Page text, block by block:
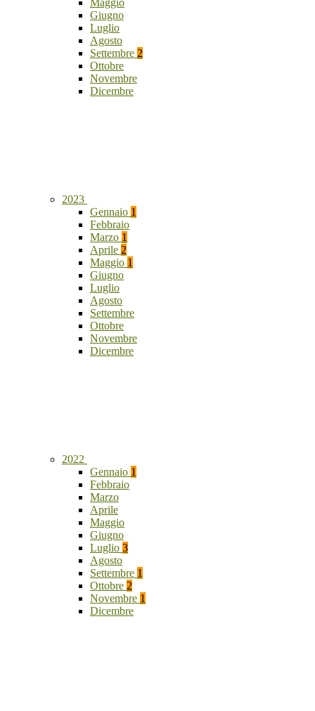
Maggio
Giugno
Luglio
Agosto
Settembre 2
Ottobre
Novembre
Dicembre
2023
Gennaio 1
Febbraio
Marzo 1
Aprile 2
Maggio 1
Giugno
Luglio
Agosto
Settembre
Ottobre
Novembre
Dicembre
2022
Gennaio 1
Febbraio
Marzo
Aprile
Maggio
Giugno
Luglio 3
Agosto
Settembre 1
Ottobre 2
Novembre 1
Dicembre